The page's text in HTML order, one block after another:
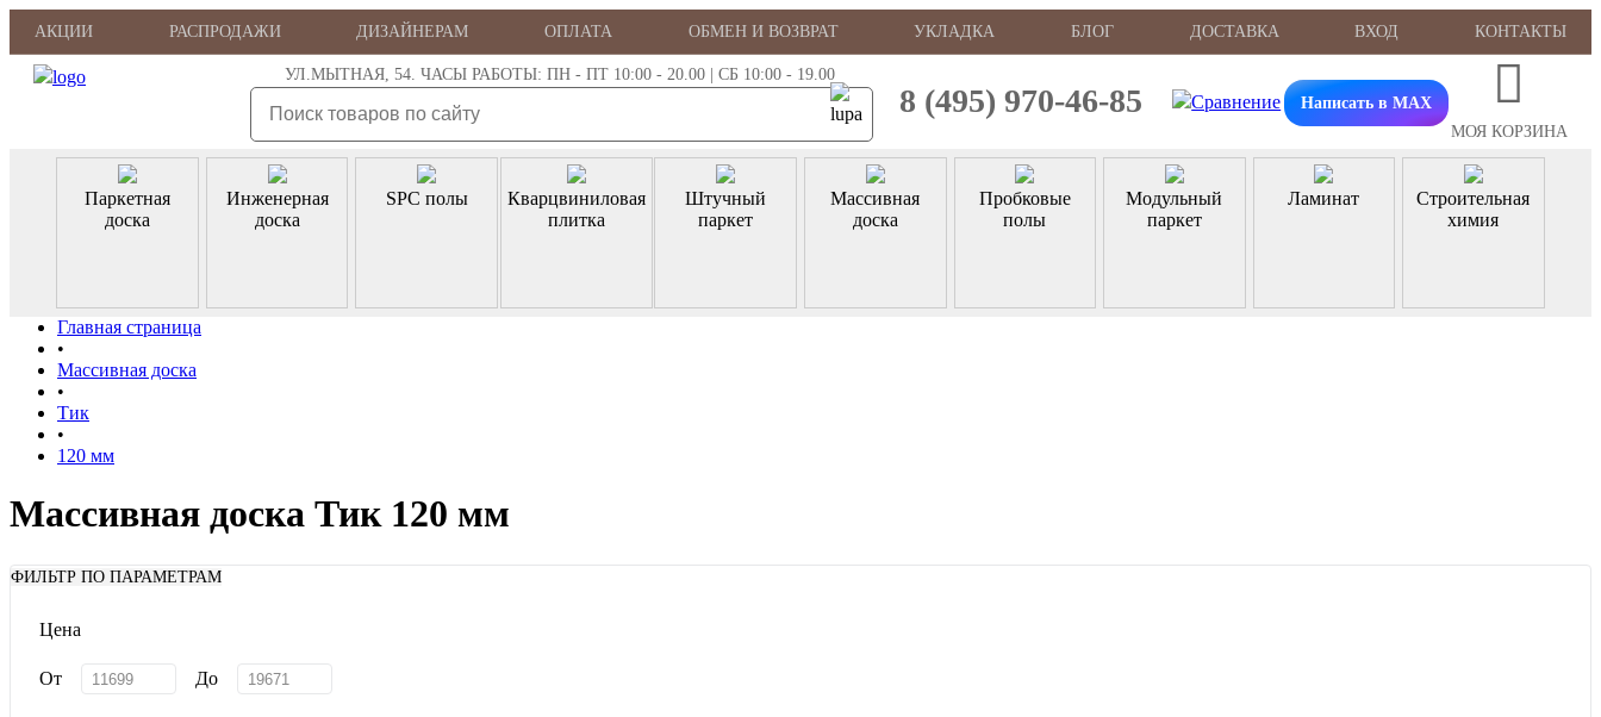
АКЦИИ РАСПРОДАЖИ ДИЗАЙНЕРАМ ОПЛАТА ОБМЕН И ВОЗВРАТ УКЛАДКА БЛОГ ДОСТАВКА ВХОД КОНТАКТЫ
УЛ.МЫТНАЯ, 54. ЧАСЫ РАБОТЫ: ПН - ПТ 10:00 - 20.00 | СБ 10:00 - 19.00
8 (495) 970-46-85
Написать в MAX
МОЯ КОРЗИНА
Паркетная
доска
Инженерная
доска
SPC полы
Кварцвиниловая
плитка
Штучный
паркет
Массивная
доска
Пробковые
полы
Модульный
паркет
Ламинат
Строительная
химия
Главная страница
•
Массивная доска
•
Тик
•
120 мм
Массивная доска Тик 120 мм
ФИЛЬТР ПО ПАРАМЕТРАМ
Цена
От До